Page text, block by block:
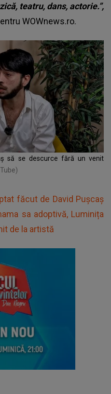
teatru, dans, actorie.”,
WOWnews.ro.
să se descurce fără un venit
făcut de David Pușcaș
sa adoptivă, Luminița
de la artistă